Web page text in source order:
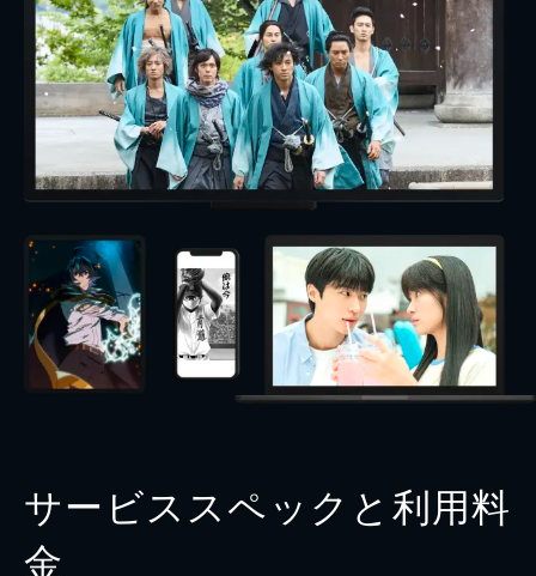
サービススペックと利用料
金